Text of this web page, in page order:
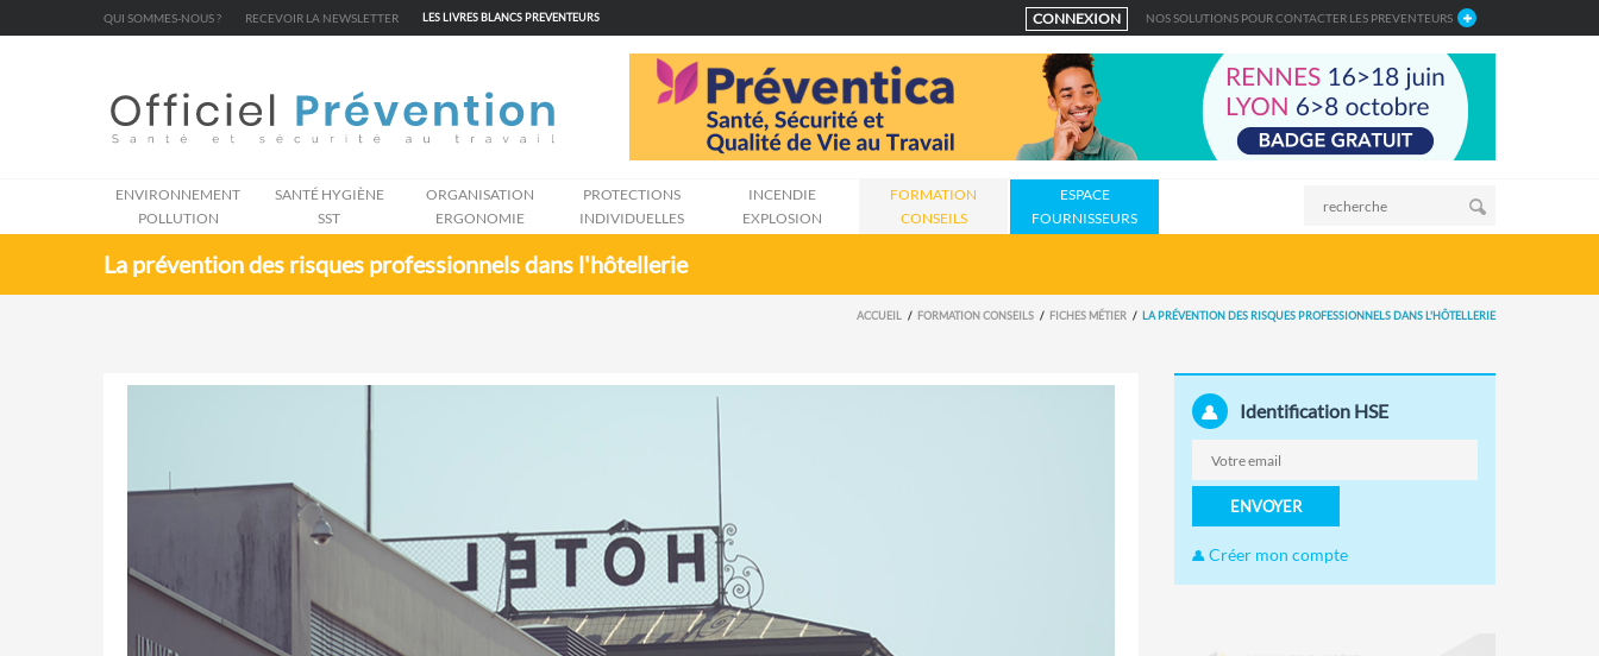
QUI SOMMES-NOUS ? RECEVOIR LA NEWSLETTER LES LIVRES BLANCS PREVENTEURS CONNEXION NOS SOLUTIONS POUR CONTACTER LES PREVENTEURS
ENVIRONNEMENT
POLLUTION
SANTÉ HYGIÈNE
SST
ORGANISATION
ERGONOMIE
PROTECTIONS
INDIVIDUELLES
INCENDIE
EXPLOSION
FORMATION
CONSEILS
ESPACE
FOURNISSEURS
La prévention des risques professionnels dans l'hôtellerie
ACCUEIL FORMATION CONSEILS FICHES MÉTIER LA PRÉVENTION DES RISQUES PROFESSIONNELS DANS L'HÔTELLERIE
Identification HSE
ENVOYER
Créer mon compte
Cookies management panel